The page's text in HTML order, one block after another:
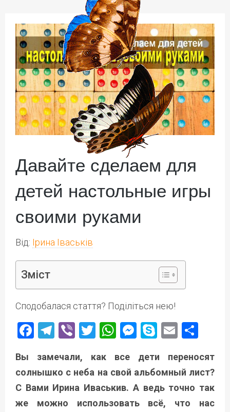
Давайте сделаем для
детей настольные игры
своими руками
Від: Ірина Іваськів
Зміст
Сподобалася стаття? Поділіться нею!
Facebook
Telegram
ViberTwitter
WhatsApp
Messenger
Skype
Email
Вы замечали, как все дети переносят
солнышко с неба на свой альбомный лист?
С Вами Ирина Иваськив. А ведь точно так
же можно использовать всё, что нас